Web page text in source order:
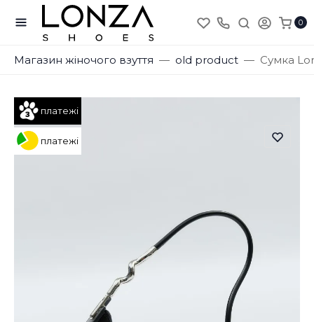
0
Магазин жіночого взуття old product Сумка
платежі
платежі